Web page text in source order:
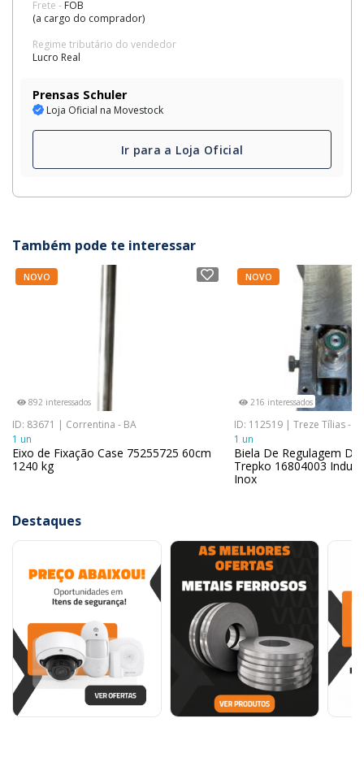
Frete - FOB
(a cargo do comprador)
Regime tributário do vendedor
Lucro Real
Prensas Schuler
Loja Oficial na Movestock
Ir para a Loja Oficial
Também pode te interessar
NOVO
892 interessados
ID: 83671 | Correntina - BA
1 un
Eixo de Fixação Case 75255725 60cm
1240 kg
NOVO
216 interessados
ID: 112519 | Treze Tílias - SC
1 un
Biela De Regulagem De
Trepko 16804003
Inox
Destaques